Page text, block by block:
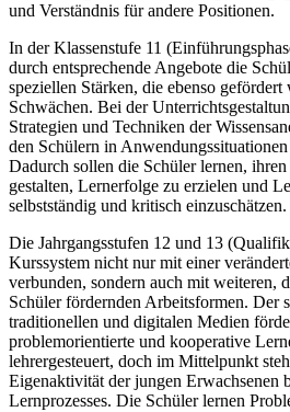
und Verständnis für andere Positionen.
In der Klassenstufe 11
durch entsprechende Angebote die
speziellen Stärken, die ebenso
Schwächen. Bei der
Strategien und Techniken der
den Schülern in
Dadurch sollen die Schüler lernen,
gestalten, Lernerfolge zu erzielen und
selbstständig und kritisch einzuschätzen.
Die Jahrgangsstufen 12 und 13
Kurssystem nicht nur mit einer
verbunden, sondern auch mit weiteren,
Schüler fördernden Arbeitsformen. Der
traditionellen und digitalen Medien
problemorientierte und kooperative
lehrergesteuert, doch im Mittelpunkt
Eigenaktivität der jungen Erwachsenen
Lernprozesses. Die Schüler lernen